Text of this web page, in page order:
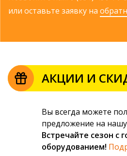
или оставьте заявку на
АКЦИИ И
Вы всегда можете
предложение на
Встречайте сезон с
оборудованием!